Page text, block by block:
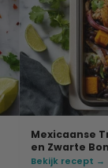
Mexicaanse
en Zwarte
Bekijk recept →